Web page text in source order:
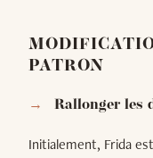
PATRON
Rallonger les
Initialement, Frida